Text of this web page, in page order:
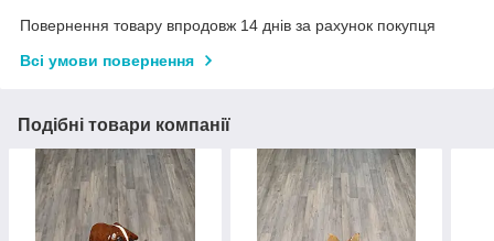
Повернення товару впродовж 14 днів за рахунок покупця
Всі умови повернення
Подібні товари компанії